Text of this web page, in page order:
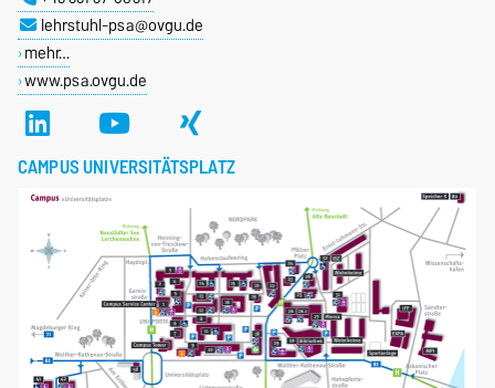
lehrstuhl-psa@ovgu.de
mehr…
www.psa.ovgu.de
CAMPUS UNIVERSITÄTSPLATZ